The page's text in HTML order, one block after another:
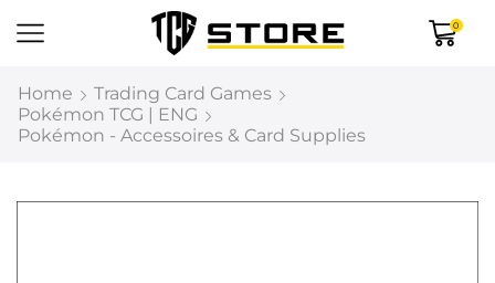
0
Home
Trading Card Games
Pokémon TCG | ENG
Pokémon - Accessoires & Card Supplies